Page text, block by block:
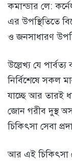
কমান্ডার লে:
এর উপস্থিতিতে
ও জনসাধারণ
উল্লেখ্য যে পার্বত্য
নির্বিশেষে সকল
যাচ্ছে আর তারই
জোন গরীব দুস্থ
চিকিৎসা সেবা
আর এই চিকিৎসা